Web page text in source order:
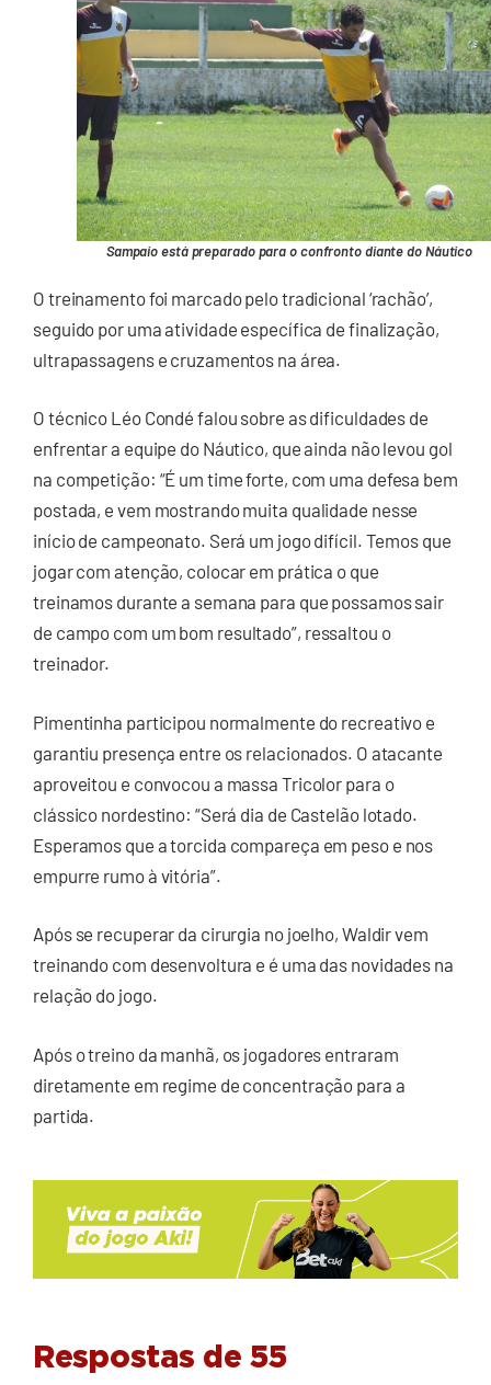
Sampaio está preparado para o confronto diante do Náutico
O treinamento foi marcado pelo tradicional ‘rachão’,
seguido por uma atividade específica de finalização,
ultrapassagens e cruzamentos na área.
O técnico Léo Condé falou sobre as dificuldades de
enfrentar a equipe do Náutico, que ainda não levou gol
na competição: “É um time forte, com uma defesa bem
postada, e vem mostrando muita qualidade nesse
início de campeonato. Será um jogo difícil. Temos que
jogar com atenção, colocar em prática o que
treinamos durante a semana para que possamos sair
de campo com um bom resultado”, ressaltou o
treinador.
Pimentinha participou normalmente do recreativo e
garantiu presença entre os relacionados. O atacante
aproveitou e convocou a massa Tricolor para o
clássico nordestino: “Será dia de Castelão lotado.
Esperamos que a torcida compareça em peso e nos
empurre rumo à vitória”.
Após se recuperar da cirurgia no joelho, Waldir vem
treinando com desenvoltura e é uma das novidades na
relação do jogo.
Após o treino da manhã, os jogadores entraram
diretamente em regime de concentração para a
partida.
Respostas de 55